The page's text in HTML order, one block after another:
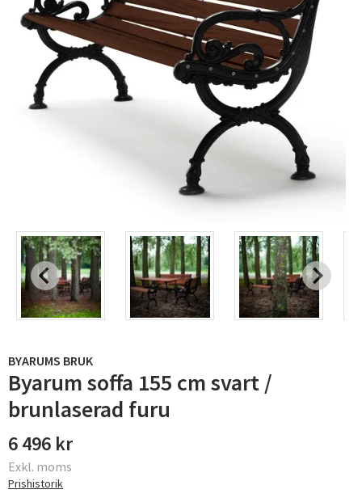
BYARUMS BRUK
Byarum soffa 155 cm svart /
brunlaserad furu
6 496 kr
Exkl. moms
Prishistorik